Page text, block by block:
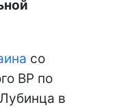
со
ВР по
в